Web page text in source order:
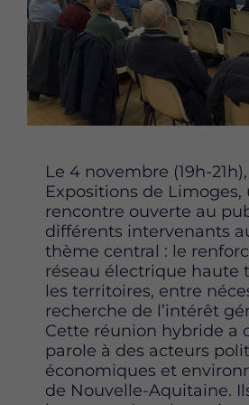
Content
Le 4 novembre (19h-
Expositions de Limoges,
rencontre ouverte au
différents intervenants
thème central : le
réseau électrique haute
les territoires, entre
recherche de l’intérêt
Cette réunion hybride a
parole à des acteurs
économiques et
de Nouvelle-Aquitaine.